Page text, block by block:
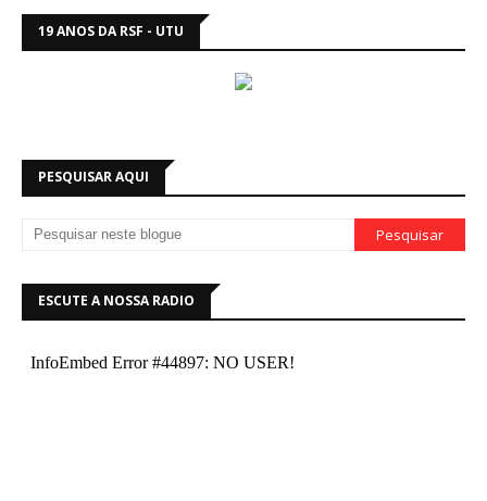
19 ANOS DA RSF - UTU
PESQUISAR AQUI
ESCUTE A NOSSA RADIO